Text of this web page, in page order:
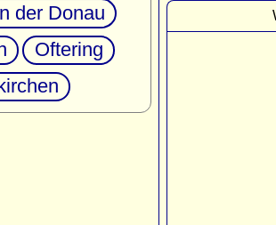
der Donau
Oftering